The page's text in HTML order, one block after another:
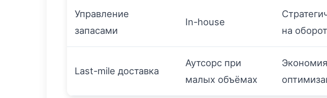
Управление
запасами
In-house
на оборот
Last-mile доставка
Аутсорс при
малых объёмах